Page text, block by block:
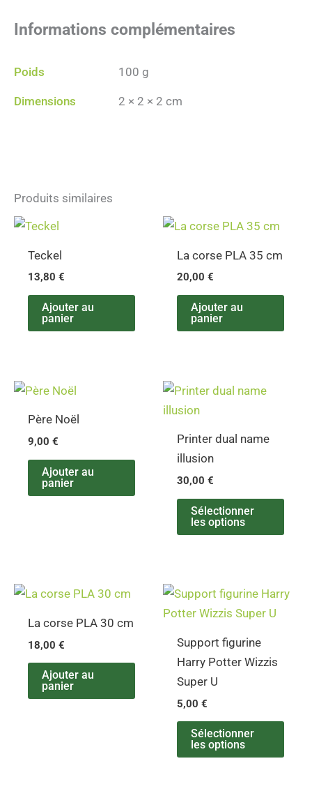
Informations complémentaires
Poids 100 g
Dimensions 2 × 2 × 2 cm
Produits similaires
Teckel
13,80€
Ajouter au
panier
La corse PLA 35 cm
20,00€
Ajouter au
panier
Père Noël
9,00€
Ajouter au
panier
Printer dual name
illusion
30,00€
Sélectionner
les options
La corse PLA 30 cm
18,00€
Ajouter au
panier
Support figurine
Harry Potter Wizzis
Super U
5,00€
Sélectionner
les options